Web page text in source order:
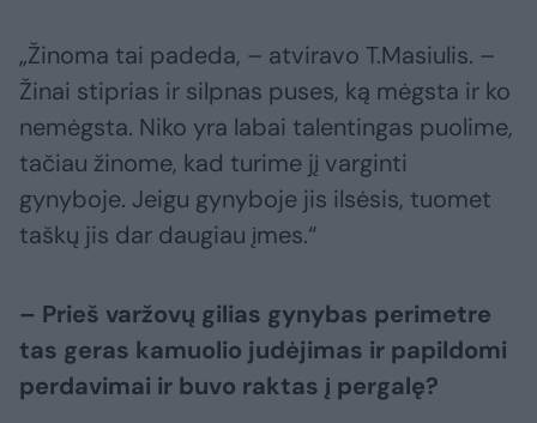
„Žinoma tai padeda, – atviravo T.Masiulis. –
Žinai stiprias ir silpnas puses, ką mėgsta ir ko
nemėgsta. Niko yra labai talentingas puolime,
tačiau žinome, kad turime jį varginti
gynyboje. Jeigu gynyboje jis ilsėsis, tuomet
taškų jis dar daugiau įmes.“
– Prieš varžovų gilias gynybas perimetre
tas geras kamuolio judėjimas ir papildomi
perdavimai ir buvo raktas į pergalę?